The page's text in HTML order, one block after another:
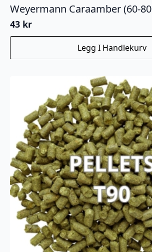
Weyermann Caraamber (60-80
43 kr
Legg I Handlekurv